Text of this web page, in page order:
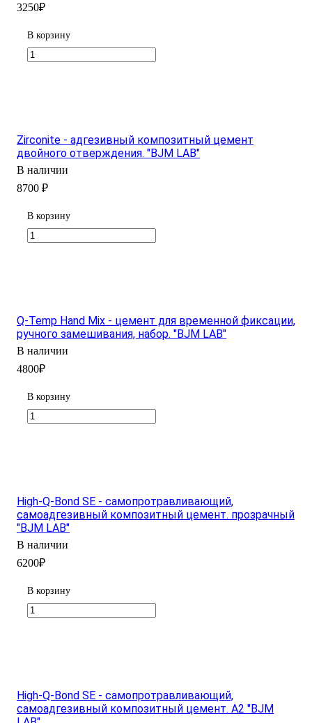
3250₽
В корзину
Zirconite - адгезивный композитный цемент
двойного отверждения. "BJM LAB"
В наличии
8700 ₽
В корзину
Q-Temp Hand Mix - цемент для временной фиксации,
ручного замешивания, набор. "BJM LAB"
В наличии
4800₽
В корзину
High-Q-Bond SE - самопротравливающий,
самоадгезивный композитный цемент. прозрачный
"BJM LAB"
В наличии
6200₽
В корзину
High-Q-Bond SE - самопротравливающий,
самоадгезивный композитный цемент. А2 "BJM